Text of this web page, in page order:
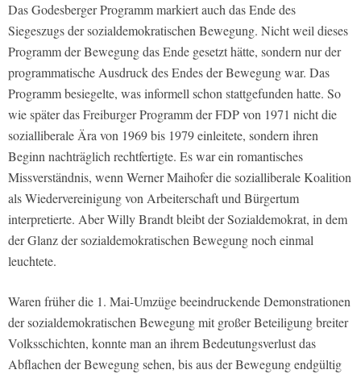
Das Godesberger Programm markiert auch das Ende des
Siegeszugs der sozialdemokratischen Bewegung. Nicht weil dieses
Programm der Bewegung das Ende gesetzt hätte, sondern nur der
programmatische Ausdruck des Endes der Bewegung war. Das
Programm besiegelte, was informell schon stattgefunden hatte. So
wie später das Freiburger Programm der FDP von 1971 nicht die
sozialliberale Ära von 1969 bis 1979 einleitete, sondern ihren
Beginn nachträglich rechtfertigte. Es war ein romantisches
Missverständnis, wenn Werner Maihofer die sozialliberale Koalition
als Wiedervereinigung von Arbeiterschaft und Bürgertum
interpretierte. Aber Willy Brandt bleibt der Sozialdemokrat, in dem
der Glanz der sozialdemokratischen Bewegung noch einmal
leuchtete.
Waren früher die 1. Mai-Umzüge beeindruckende Demonstrationen
der sozialdemokratischen Bewegung mit großer Beteiligung breiter
Volksschichten, konnte man an ihrem Bedeutungsverlust das
Abflachen der Bewegung sehen, bis aus der Bewegung endgültig